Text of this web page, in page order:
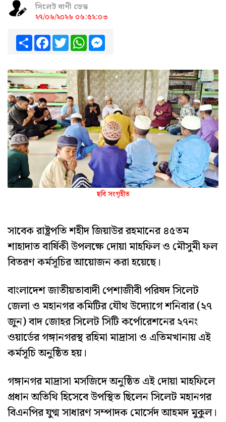
সিলেট বাণী ডেস্ক
২৭/০৬/২০২৬ ০৬:৫২:০৩
ShareFacebook
TwitterWhatsApp
ছবি সংগৃহীত
সাবেক রাষ্ট্রপতি শহীদ জিয়াউর রহমানের ৪৫তম
শাহাদাত বার্ষিকী উপলক্ষে দোয়া মাহফিল ও মৌসুমী ফল
বিতরণ কর্মসূচির আয়োজন করা হয়েছে।
বাংলাদেশ জাতীয়তাবাদী পেশাজীবী পরিষদ সিলেট
জেলা ও মহানগর কমিটির যৌথ উদ্যোগে শনিবার (২৭
জুন) বাদ জোহর সিলেট সিটি কর্পোরেশনের ২৭নং
ওয়ার্ডের গঙ্গানগরস্থ রহিমা মাদ্রাসা ও এতিমখানায় এই
কর্মসূচি অনুষ্ঠিত হয়।
গঙ্গানগর মাদ্রাসা মসজিদে অনুষ্ঠিত এই দোয়া মাহফিলে
প্রধান অতিথি হিসেবে উপস্থিত ছিলেন সিলেট মহানগর
বিএনপির যুগ্ম সাধারণ সম্পাদক মোর্সেদ আহমদ মুকুল।